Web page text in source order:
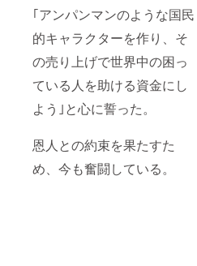
｢アンパンマンのような国民
的キャラクターを作り、そ
の売り上げで世界中の困っ
ている人を助ける資金にし
よう｣と心に誓った。
恩人との約束を果たすた
め、今も奮闘している。